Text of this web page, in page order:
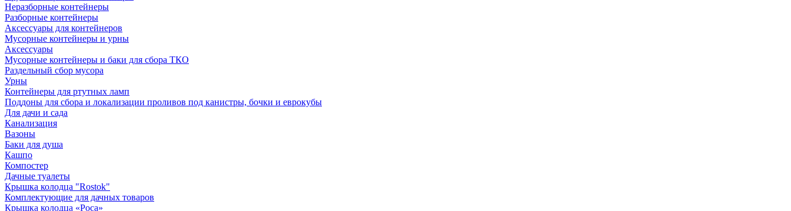
Неразборные контейнеры
Разборные контейнеры
Аксессуары для контейнеров
Мусорные контейнеры и урны
Аксессуары
Мусорные контейнеры и баки для сбора ТКО
Раздельный сбор мусора
Урны
Контейнеры для ртутных ламп
Поддоны для сбора и локализации проливов под канистры, бочки и еврокубы
Для дачи и сада
Канализация
Вазоны
Баки для душа
Кашпо
Компостер
Дачные туалеты
Крышка колодца "Rostok"
Комплектующие для дачных товаров
Крышка колодца «Роса»